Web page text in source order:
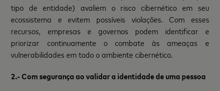
tipo de entidade) avaliem o risco cibernético em seu
ecossistema e evitem possíveis violações. Com esses
recursos, empresas e governos podem identificar e
priorizar continuamente o combate às ameaças e
vulnerabilidades em todo o ambiente cibernético.
2.- Com segurança ao validar a identidade de uma pessoa